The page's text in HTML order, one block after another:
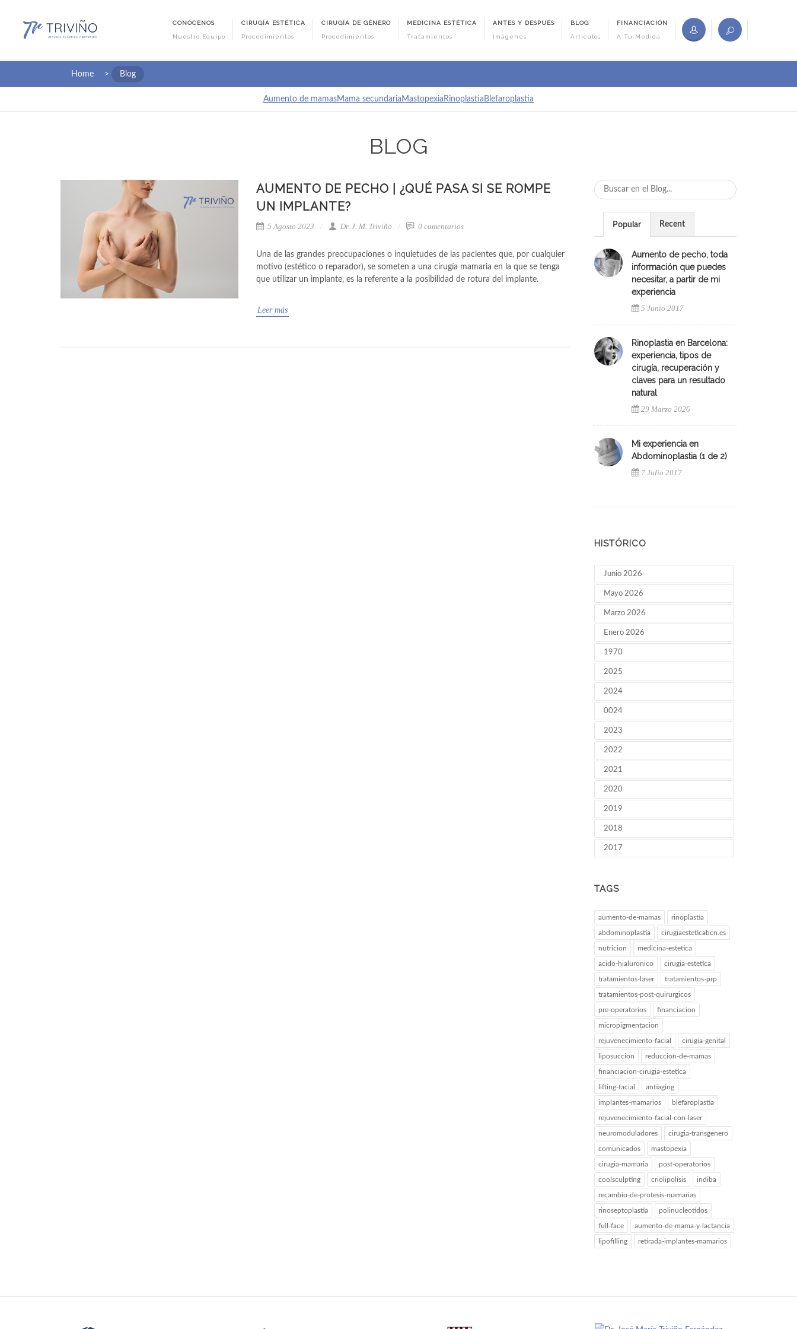
CONÓCENOS
Nuestro Equipo
CIRUGÍA ESTÉTICA
Procedimientos
CIRUGÍA DE GÉNERO
Procedimientos
MEDICINA ESTÉTICA
Tratamientos
ANTES Y DESPUÉS
Imágenes
BLOG
Artículos
FINANCIACIÓN
A Tu Medida
Home > Blog
Aumento de mamasMama secundaria Mastopexia Rinoplastia Blefaroplastia
BLOG
AUMENTO DE PECHO | ¿QUÉ PASA SI SE ROMPE
UN IMPLANTE?
5 Agosto 2023 Dr. J. M. Triviño 0 comentarios
Una de las grandes preocupaciones o inquietudes de las pacientes que, por cualquier
motivo (estético o reparador), se someten a una cirugía mamaria en la que se tenga
que utilizar un implante, es la referente a la posibilidad de rotura del implante.
Leer más
Popular Recent
Aumento de pecho, toda
información que puedes
necesitar, a partir de mi
experiencia
5 Junio 2017
Rinoplastia en Barcelona:
experiencia, tipos de
cirugía, recuperación y
claves para un resultado
natural
29 Marzo 2026
Mi experiencia en
Abdominoplastia (1 de 2)
7 Julio 2017
HISTÓRICO
Junio 2026
Mayo 2026
Marzo 2026
Enero 2026
1970
2025
2024
0024
2023
2022
2021
2020
2019
2018
2017
TAGS
aumento-de-mamas rinoplastia
abdominoplastia cirugiaesteticabcn.es
nutricion medicina-estetica
acido-hialuronico cirugia-estetica
tratamientos-laser tratamientos-prp
tratamientos-post-quirurgicos
pre-operatorios financiacion
micropigmentacion
rejuvenecimiento-facial cirugia-genital
liposuccion reduccion-de-mamas
financiacion-cirugia-estetica
lifting-facial antiaging
implantes-mamarios blefaroplastia
rejuvenecimiento-facial-con-laser
neuromoduladores cirugia-transgenero
comunicados mastopexia
cirugia-mamaria post-operatorios
coolsculpting criolipolisis indiba
recambio-de-protesis-mamarias
rinoseptoplastia polinucleotidos
full-face aumento-de-mama-y-lactancia
lipofilling retirada-implantes-mamarios